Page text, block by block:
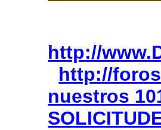
http://
http://
nuestros